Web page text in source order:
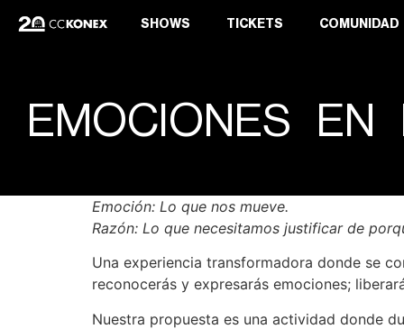
SHOWS TICKETS COMUNIDAD
EMOCIONES EN
Emoción: Lo que nos mueve.
Razón: Lo que necesitamos justificar de
Una experiencia transformadora donde se
reconocerás y expresarás emociones;
Nuestra propuesta es una actividad donde